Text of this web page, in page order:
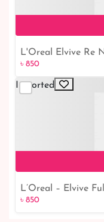
৳ 1,550
৳ 85011% off
L'Oreal Elvive Re
Reveal Your Hair's
৳ 850
Imported
৳ 85011% off
L’Oreal – Elvive
Conditioner – 400ml
৳ 850